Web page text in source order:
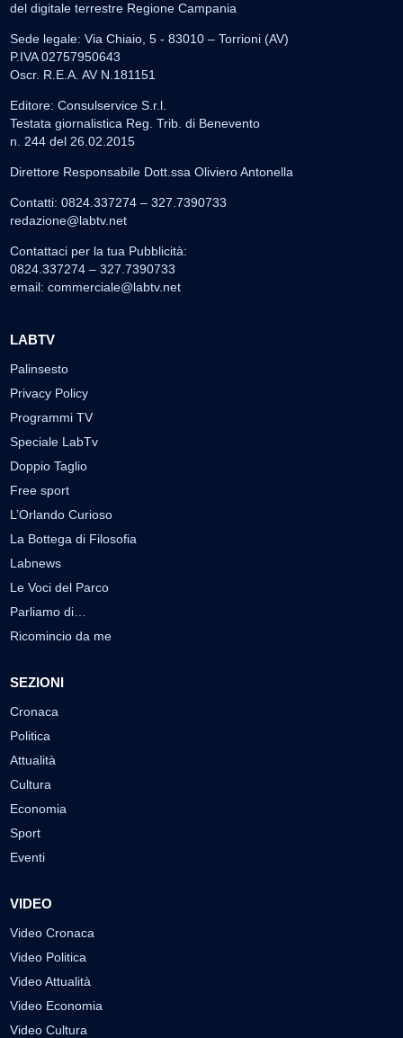
del digitale terrestre Regione Campania
Sede legale: Via Chiaio, 5 - 83010 – Torrioni (AV)
P.IVA 02757950643
Oscr. R.E.A. AV N.181151
Editore: Consulservice S.r.l.
Testata giornalistica Reg. Trib. di Benevento
n. 244 del 26.02.2015
Direttore Responsabile Dott.ssa Oliviero Antonella
Contatti: 0824.337274 – 327.7390733
redazione@labtv.net
Contattaci per la tua Pubblicità:
0824.337274 – 327.7390733
email: commerciale@labtv.net
LABTV
Palinsesto
Privacy Policy
Programmi TV
Speciale LabTv
Doppio Taglio
Free sport
L’Orlando Curioso
La Bottega di Filosofia
Labnews
Le Voci del Parco
Parliamo di…
Ricomincio da me
SEZIONI
Cronaca
Politica
Attualità
Cultura
Economia
Sport
Eventi
VIDEO
Video Cronaca
Video Politica
Video Attualità
Video Economia
Video Cultura